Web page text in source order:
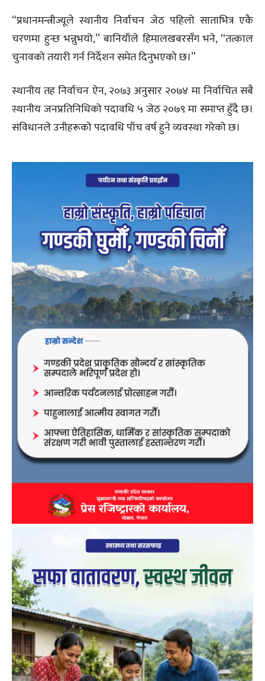
“प्रधानमन्त्रीज्यूले स्थानीय निर्वाचन जेठ पहिलो साताभित्र एकै
चरणमा हुन्छ भन्नुभयो,” बानियाँले हिमालखबरसँग भने, “तत्काल
चुनावको तयारी गर्न निर्देशन समेत दिनुभएको छ।”
स्थानीय तह निर्वाचन ऐन, २०७३ अनुसार २०७४ मा निर्वाचित सबै
स्थानीय जनप्रतिनिधिको पदावधि ५ जेठ २०७९ मा समाप्त हुँदै छ।
संविधानले उनीहरूको पदावधि पाँच वर्ष हुने व्यवस्था गरेको छ।